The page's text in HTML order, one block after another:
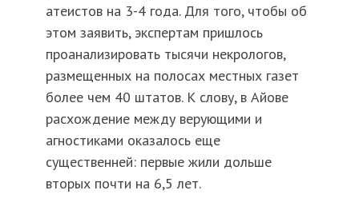
атеистов на 3-4 года. Для того, чтобы об
этом заявить, экспертам пришлось
проанализировать тысячи некрологов,
размещенных на полосах местных газет
более чем 40 штатов. К слову, в Айове
расхождение между верующими и
агностиками оказалось еще
существенней: первые жили дольше
вторых почти на 6,5 лет.